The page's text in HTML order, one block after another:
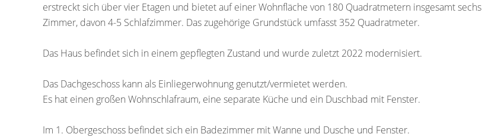
erstreckt sich über vier Etagen und bietet auf einer Wohnfläche von 180 Quadratmetern insgesamt sechs
Zimmer, davon 4-5 Schlafzimmer. Das zugehörige Grundstück umfasst 352 Quadratmeter.
Das Haus befindet sich in einem gepflegten Zustand und wurde zuletzt 2022 modernisiert.
Das Dachgeschoss kann als Einliegerwohnung genutzt/vermietet werden.
Es hat einen großen Wohnschlafraum, eine separate Küche und ein Duschbad mit Fenster.
Im 1. Obergeschoss befindet sich ein Badezimmer mit Wanne und Dusche und Fenster.